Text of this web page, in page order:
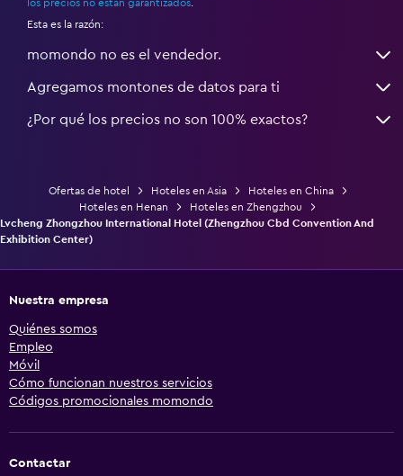
los precios no están garantizados
Esta es la razón:
momondo no es el vendedor.
Agregamos montones de datos para ti
¿Por qué los precios no son 100% exactos?
Ofertas de hotel Hoteles en Asia
Hoteles en China
Hoteles en Henan
Hoteles en Zhengzhou
Lvcheng Zhongzhou International Hotel (Zhengzhou Cbd Convention And
Exhibition Center)
Nuestra empresa
Quiénes somos
Empleo
Móvil
Cómo funcionan nuestros servicios
Códigos promocionales momondo
Contactar